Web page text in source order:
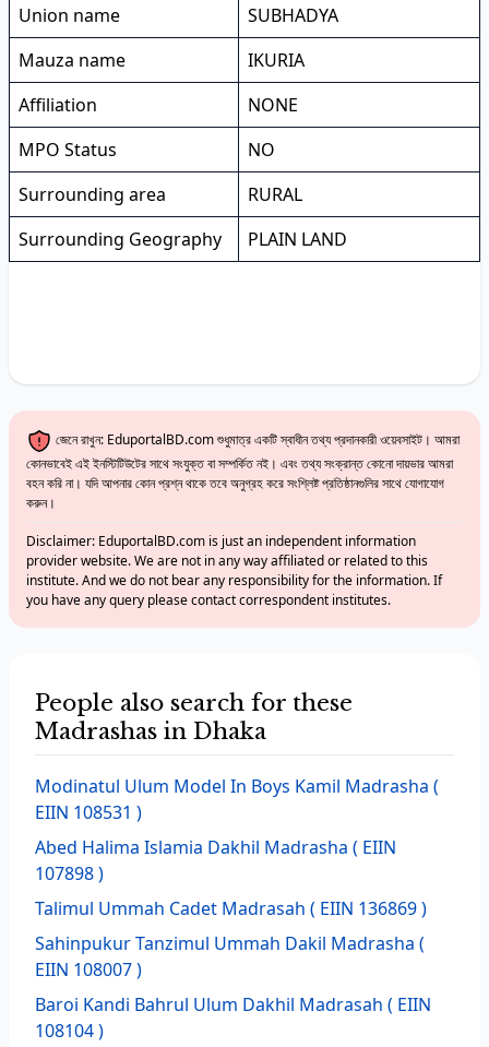
Union name
SUBHADYA
Mauza name
IKURIA
Affiliation
NONE
MPO Status
NO
Surrounding area
RURAL
Surrounding Geography
PLAIN LAND
জেনে রাখুন: EduportalBD.com শুধুমাত্র একটি স্বাধীন তথ্য প্রদানকারী ওয়েবসাইট। আমরা
কোনভাবেই এই ইনস্টিটিউটের সাথে সংযুক্ত বা সম্পর্কিত নই। এবং তথ্য সংক্রান্ত কোনো দায়ভার আমরা
বহন করি না। যদি আপনার কোন প্রশ্ন থাকে তবে অনুগ্রহ করে সংশ্লিষ্ট প্রতিষ্ঠানগুলির সাথে যোগাযোগ
করুন।
Disclaimer: EduportalBD.com is just an independent information
provider website. We are not in any way affiliated or related to this
institute. And we do not bear any responsibility for the information. If
you have any query please contact correspondent institutes.
People also search for these
Madrashas in Dhaka
Modinatul Ulum Model In Boys Kamil Madrasha (
EIIN 108531 )
Abed Halima Islamia Dakhil Madrasha ( EIIN
107898 )
Talimul Ummah Cadet Madrasah ( EIIN 136869 )
Sahinpukur Tanzimul Ummah Dakil Madrasha (
EIIN 108007 )
Baroi Kandi Bahrul Ulum Dakhil Madrasah ( EIIN
108104 )